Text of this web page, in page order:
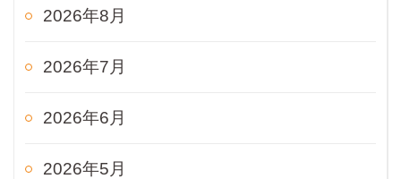
2026年8月
2026年7月
2026年6月
2026年5月